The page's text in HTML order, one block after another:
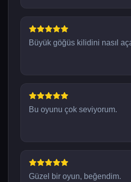
Büyük göğüs kilidini nasıl
Bu oyunu çok seviyorum.
Güzel bir oyun, beğendim.